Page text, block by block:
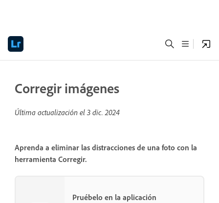
Corregir imágenes
Última actualización el 3 dic. 2024
Aprenda a eliminar las distracciones de una foto con la
herramienta Corregir.
Pruébelo en la aplicación